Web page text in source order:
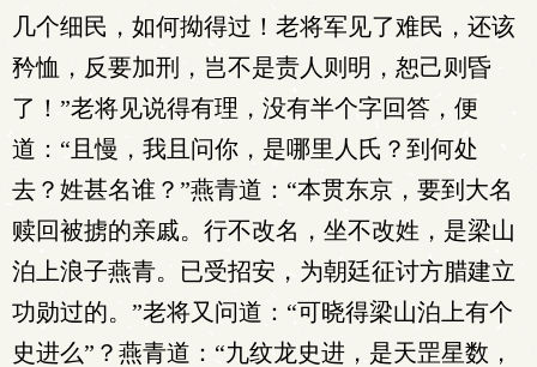
几个细民，如何拗得过！老将军见了难民，还该
矜恤，反要加刑，岂不是责人则明，恕己则昏
了！”老将见说得有理，没有半个字回答，便
道：“且慢，我且问你，是哪里人氏？到何处
去？姓甚名谁？”燕青道：“本贯东京，要到大名
赎回被掳的亲戚。行不改名，坐不改姓，是梁山
泊上浪子燕青。已受招安，为朝廷征讨方腊建立
功勋过的。”老将又问道：“可晓得梁山泊上有个
史进么”？燕青道：“九纹龙史进，是天罡星数，